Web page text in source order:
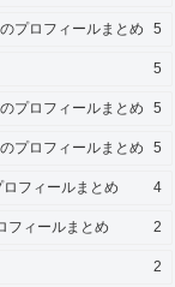
プロフィールまとめ 5
5
プロフィールまとめ 5
プロフィールまとめ 5
フィールまとめ 4
フィールまとめ 2
2